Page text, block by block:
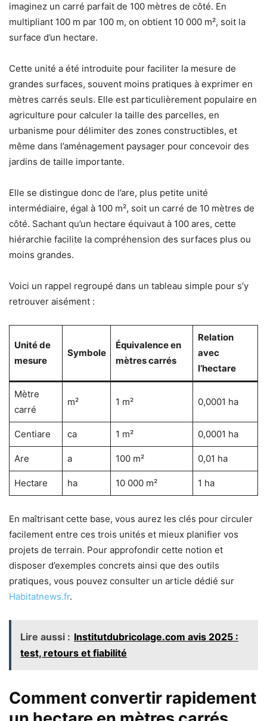
imaginez un carré parfait de 100 mètres de côté. En
multipliant 100 m par 100 m, on obtient 10 000 m², soit la
surface d’un hectare.
Cette unité a été introduite pour faciliter la mesure de
grandes surfaces, souvent moins pratiques à exprimer en
mètres carrés seuls. Elle est particulièrement populaire en
agriculture pour calculer la taille des parcelles, en
urbanisme pour délimiter des zones constructibles, et
même dans l’aménagement paysager pour concevoir des
jardins de taille importante.
Elle se distingue donc de l’are, plus petite unité
intermédiaire, égal à 100 m², soit un carré de 10 mètres de
côté. Sachant qu’un hectare équivaut à 100 ares, cette
hiérarchie facilite la compréhension des surfaces plus ou
moins grandes.
Voici un rappel regroupé dans un tableau simple pour s’y
retrouver aisément :
Unité de
mesure
Symbole
Équivalence en
mètres carrés
Relation
avec
l’hectare
Mètre
carré
m² 1 m² 0,0001 ha
Centiare ca 1 m² 0,0001 ha
Are a 100 m² 0,01 ha
Hectare ha 10 000 m² 1 ha
En maîtrisant cette base, vous aurez les clés pour circuler
facilement entre ces trois unités et mieux planifier vos
projets de terrain. Pour approfondir cette notion et
disposer d’exemples concrets ainsi que des outils
pratiques, vous pouvez consulter un article dédié sur
Habitatnews.fr.
Lire aussi : Institutdubricolage.com avis 2025 :
test, retours et fiabilité
Comment convertir rapidement